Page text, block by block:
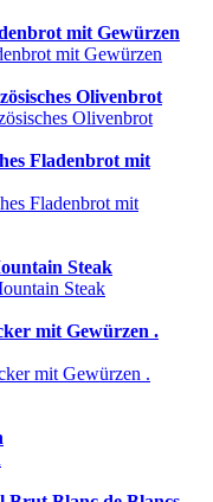
mit Gewürzen
Olivenbrot
Fladenbrot mit
Steak
mit Gewürzen .